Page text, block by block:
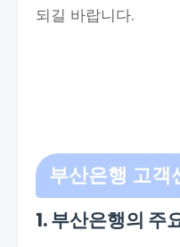
되길 바랍니다.
부산은행 고객
1. 부산은행의 주